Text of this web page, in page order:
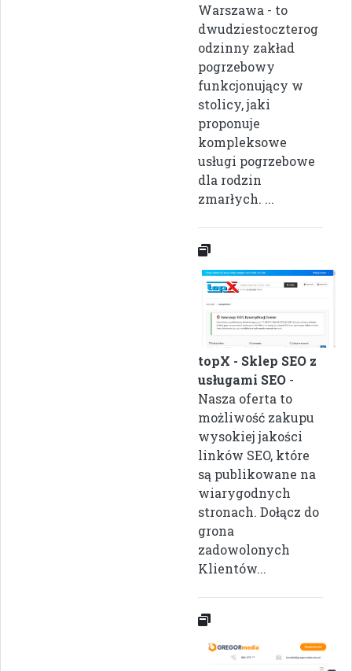
Warszawa - to
dwudziestoczterog
odzinny zakład
pogrzebowy
funkcjonujący w
stolicy, jaki
proponuje
kompleksowe
usługi pogrzebowe
dla rodzin
zmarłych. ...
topX - Sklep SEO z
usługami SEO -
Nasza oferta to
możliwość zakupu
wysokiej jakości
linków SEO, które
są publikowane na
wiarygodnych
stronach. Dołącz do
grona
zadowolonych
Klientów...